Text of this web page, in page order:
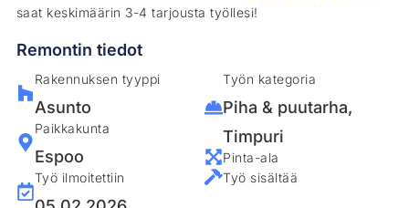
saat keskimäärin 3-4 tarjousta työllesi!
Remontin tiedot
Rakennuksen tyyppi
Asunto
Paikkakunta
Espoo
Työ ilmoitettiin
Työn kategoria
Piha & puutarha,
Timpuri
Pinta-ala
Työ sisältää